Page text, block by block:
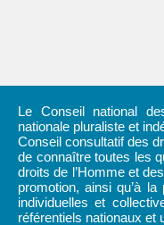
Le Conseil national
nationale pluraliste et
Conseil consultatif des
de connaître toutes les
droits de l’Homme et
promotion, ainsi qu’à
individuelles et
référentiels nationaux et